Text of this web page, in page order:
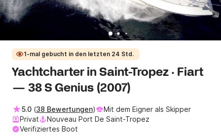
1-mal gebucht in den letzten 24 Std.
Yachtcharter in Saint-Tropez · Fiart
— 38 S Genius (2007)
5.0 (38 Bewertungen)
Mit dem Eigner als Skipper
Privat
Nouveau Port De Saint-Tropez
Verifiziertes Boot